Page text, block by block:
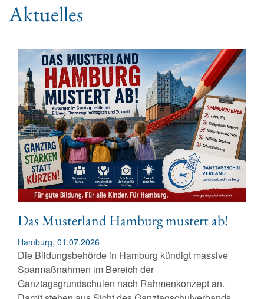
Aktuelles
Das Musterland Hamburg mustert ab!
Hamburg, 01.07.2026
Die Bildungsbehörde in Hamburg kündigt massive
Sparmaßnahmen im Bereich der
Ganztagsgrundschulen nach Rahmenkonzept an.